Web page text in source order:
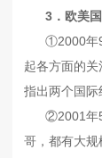
3．欧美国
①2000年9
起各方面的关
指出两个国际
②2001年5
哥，都有大规